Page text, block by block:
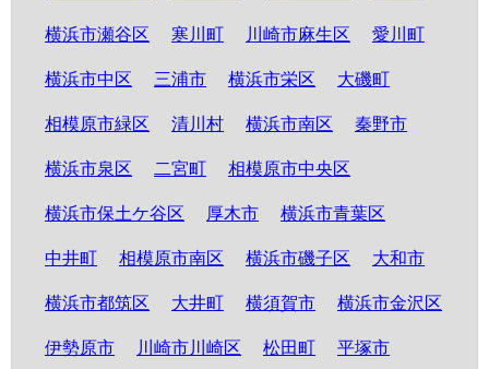
横浜市瀬谷区 寒川町 川崎市麻生区 愛川町
横浜市中区 三浦市 横浜市栄区 大磯町
相模原市緑区 清川村 横浜市南区 秦野市
横浜市泉区 二宮町 相模原市中央区
横浜市保土ケ谷区 厚木市 横浜市青葉区
中井町 相模原市南区 横浜市磯子区 大和市
横浜市都筑区 大井町 横須賀市 横浜市金沢区
伊勢原市 川崎市川崎区 松田町 平塚市